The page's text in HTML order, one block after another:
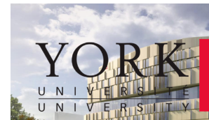
Qidirish
Kirish